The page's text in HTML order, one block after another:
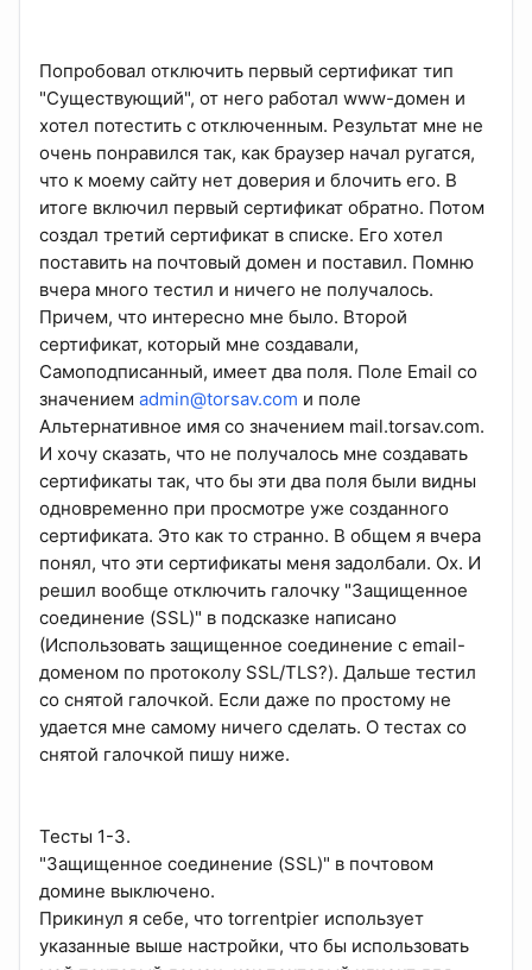
Попробовал отключить первый сертификат тип
"Существующий", от него работал www-домен и
хотел потестить с отключенным. Результат мне не
очень понравился так, как браузер начал ругатся,
что к моему сайту нет доверия и блочить его. В
итоге включил первый сертификат обратно. Потом
создал третий сертификат в списке. Его хотел
поставить на почтовый домен и поставил. Помню
вчера много тестил и ничего не получалось.
Причем, что интересно мне было. Второй
сертификат, который мне создавали,
Самоподписанный, имеет два поля. Поле Email со
значением admin@torsav.com и поле
Альтернативное имя со значением mail.torsav.com.
И хочу сказать, что не получалось мне создавать
сертификаты так, что бы эти два поля были видны
одновременно при просмотре уже созданного
сертификата. Это как то странно. В общем я вчера
понял, что эти сертификаты меня задолбали. Ох. И
решил вообще отключить галочку "Защищенное
соединение (SSL)" в подсказке написано
(Использовать защищенное соединение с email-
доменом по протоколу SSL/TLS?). Дальше тестил
со снятой галочкой. Если даже по простому не
удается мне самому ничего сделать. О тестах со
снятой галочкой пишу ниже.
Тесты 1-3.
"Защищенное соединение (SSL)" в почтовом
домине выключено.
Прикинул я себе, что torrentpier использует
указанные выше настройки, что бы использовать